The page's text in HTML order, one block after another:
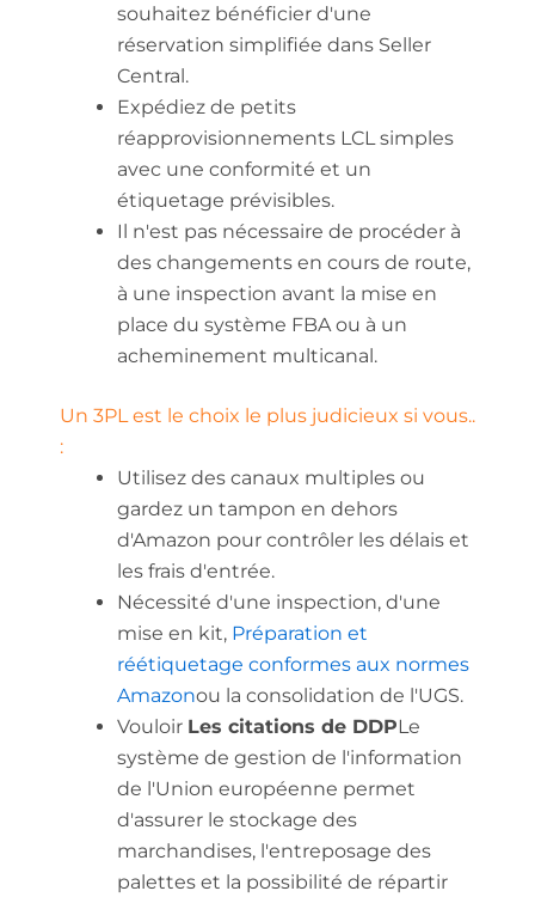
souhaitez bénéficier d'une
réservation simplifiée dans Seller
Central.
Expédiez de petits
réapprovisionnements LCL simples
avec une conformité et un
étiquetage prévisibles.
Il n'est pas nécessaire de procéder à
des changements en cours de route,
à une inspection avant la mise en
place du système FBA ou à un
acheminement multicanal.
Un 3PL est le choix le plus judicieux si vous..
:
Utilisez des canaux multiples ou
gardez un tampon en dehors
d'Amazon pour contrôler les délais et
les frais d'entrée.
Nécessité d'une inspection, d'une
mise en kit, Préparation et
réétiquetage conformes aux normes
Amazonou la consolidation de l'UGS.
Vouloir Les citations de DDPLe
système de gestion de l'information
de l'Union européenne permet
d'assurer le stockage des
marchandises, l'entreposage des
palettes et la possibilité de répartir